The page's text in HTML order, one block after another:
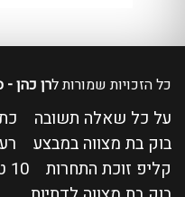
כל הזכויות שמורות לרן כהן -
על כל שאלה תשובה
בוק בת מצווה במבצע
קליפ זוכת התחרות
10 טיפים להפקת בוק בת מצווה